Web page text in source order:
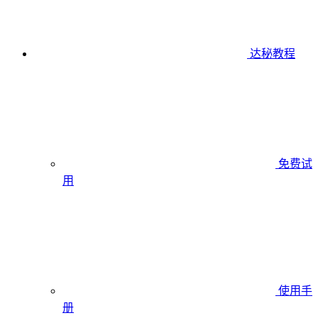
达秘教程
免费试
用
使用手
册